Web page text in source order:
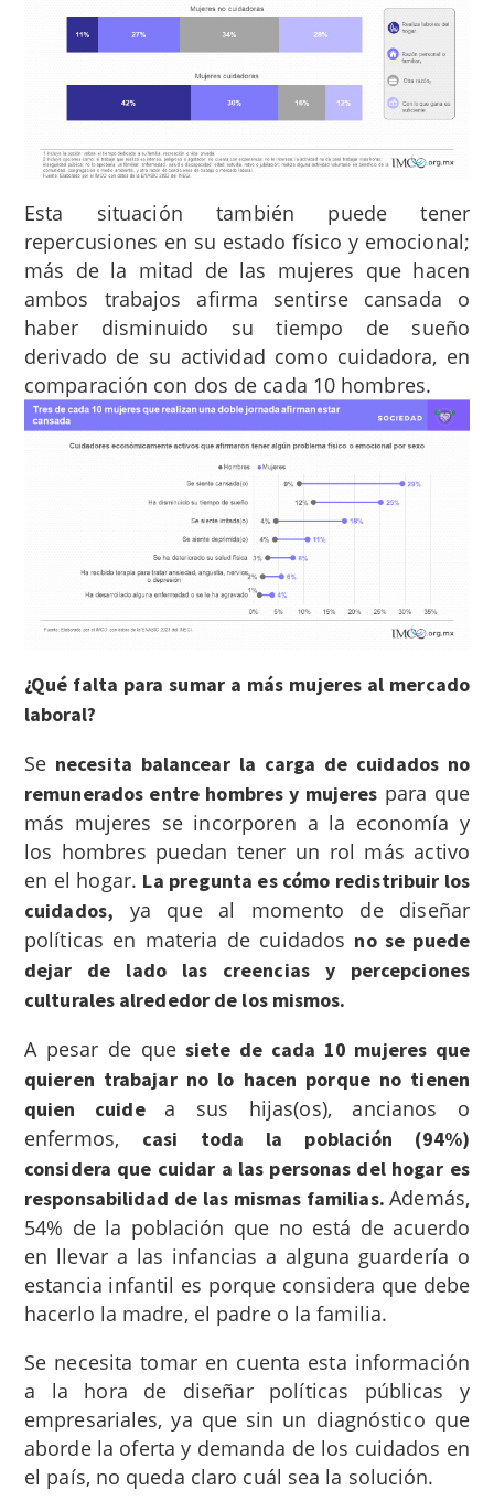
Esta situación también puede tener
repercusiones en su estado físico y emocional;
más de la mitad de las mujeres que hacen
ambos trabajos afirma sentirse cansada o
haber disminuido su tiempo de sueño
derivado de su actividad como cuidadora, en
comparación con dos de cada 10 hombres.
¿Qué falta para sumar a más mujeres al mercado
laboral?
Se necesita balancear la carga de cuidados no
remunerados entre hombres y mujeres para que
más mujeres se incorporen a la economía y
los hombres puedan tener un rol más activo
en el hogar. La pregunta es cómo redistribuir los
cuidados, ya que
al momento de diseñar
políticas en materia de cuidados no se puede
dejar de lado las creencias y percepciones
culturales alrededor de los mismos.
A pesar de quesiete de cada 10 mujeres que
quieren trabajar no lo hacen porque no tienen
quien cuide a sus hijas(os), ancianos o
enfermos, casi toda la población (94%)
considera que cuidar a las personas del hogar es
responsabilidad de las mismas familias.Además,
54% de la población que no está de acuerdo
en llevar a las infancias a alguna guardería o
estancia infantil es porque considera que debe
hacerlo la madre, el padre o la familia.
Se necesita tomar en cuenta esta información
a la hora de diseñar políticas públicas y
empresariales, ya que sin un diagnóstico que
aborde la oferta y demanda de los cuidados en
el país, no queda claro cuál sea la solución.